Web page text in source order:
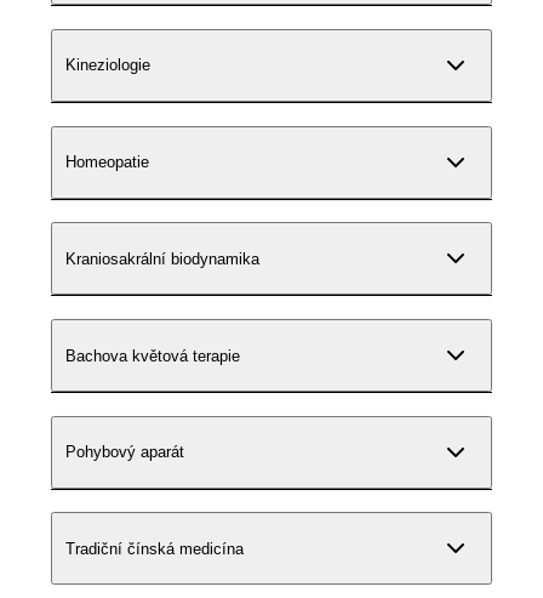
Kineziologie
Homeopatie
Kraniosakrální biodynamika
Bachova květová terapie
Pohybový aparát
Tradiční čínská medicína